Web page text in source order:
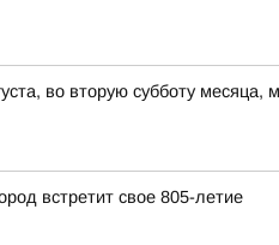
во вторую субботу
встретит свое 805-летие